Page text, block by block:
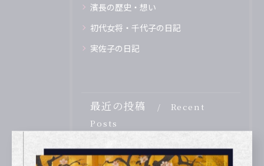
濱長の歴史・想い
初代女将・千代子の日記
実佐子の日記
最近の投稿
Recent
Posts